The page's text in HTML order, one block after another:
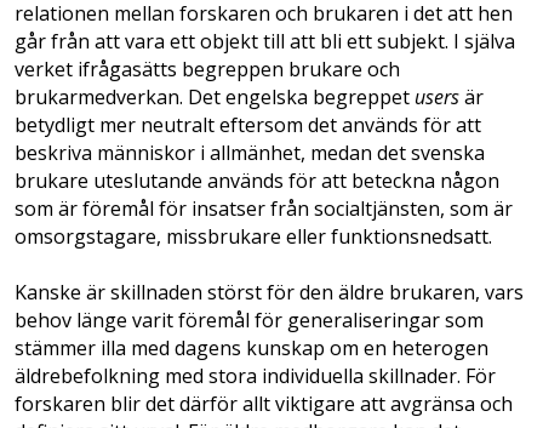
relationen mellan forskaren och brukaren i det att hen
går från att vara ett objekt till att bli ett subjekt. I själva
verket ifråga­sätts begreppen brukare och
brukarmedverkan. Det engelska begreppet usersär
betydligt mer neutralt eftersom det används för att
beskriva människor i allmänhet, medan det svenska
brukare uteslutande används för att beteckna någon
som är föremål för insatser från socialtjänsten, som är
omsorgstagare, missbrukare eller funktionsnedsatt.
Kanske är skillnaden störst för den äldre brukaren, vars
behov länge varit föremål för generaliseringar som
stämmer illa med dagens kunskap om en heterogen
äldrebefolkning med stora individuella skillnader. För
forskaren blir det därför allt viktigare att avgränsa och